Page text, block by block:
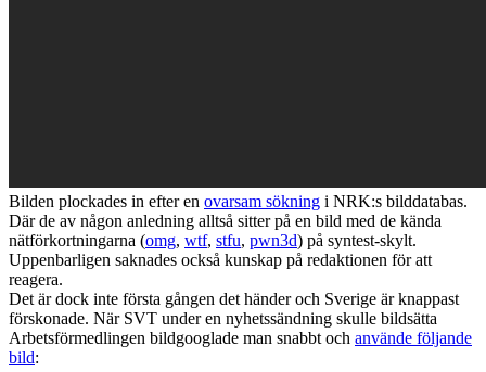
Bilden plockades in efter en ovarsam sökning i NRK:s bilddatabas.
Där de av någon anledning alltså sitter på en bild med de kända
nätförkortningarna (omg, wtf, stfu, pwn3d) på syntest-skylt.
Uppenbarligen saknades också kunskap på redaktionen för att
reagera.
Det är dock inte första gången det händer och Sverige är knappast
förskonade. När SVT under en nyhetssändning skulle bildsätta
Arbetsförmedlingen bildgooglade man snabbt och använde följande
bild: